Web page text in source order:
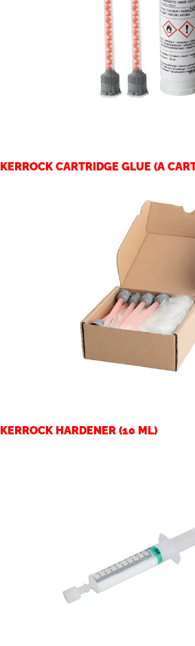
KERROCK CARTRIDGE GLUE (A
KERROCK HARDENER (10 ML)